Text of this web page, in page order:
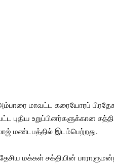
மாவட்ட கரையோரப்
புதிய உறுப்பினர்களுக்கான
மண்டபத்தில் இடம்பெற்றது.
மக்கள் சக்தியின்